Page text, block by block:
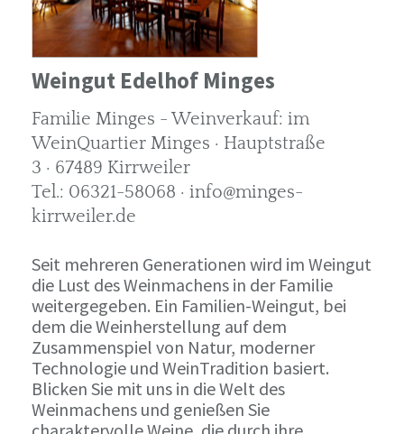
Weingut Edelhof Minges
Familie Minges - Weinverkauf: im
WeinQuartier Minges · Hauptstraße
3 · 67489 Kirrweiler
Tel.: 06321-58068 · info@minges-
kirrweiler.de
Seit mehreren Generationen wird im Weingut
die Lust des Weinmachens in der Familie
weitergegeben. Ein Familien-Weingut, bei
dem die Weinherstellung auf dem
Zusammenspiel von Natur, moderner
Technologie und WeinTradition basiert.
Blicken Sie mit uns in die Welt des
Weinmachens und genießen Sie